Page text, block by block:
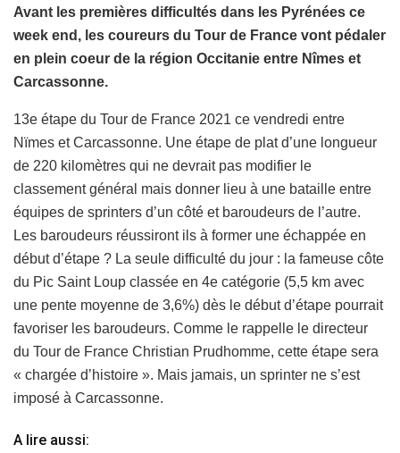
Avant les premières difficultés dans les Pyrénées ce
week end, les coureurs du Tour de France vont pédaler
en plein coeur de la région Occitanie entre Nîmes et
Carcassonne.
13e étape du Tour de France 2021 ce vendredi entre
Nïmes et Carcassonne. Une étape de plat d’une longueur
de 220 kilomètres qui ne devrait pas modifier le
classement général mais donner lieu à une bataille entre
équipes de sprinters d’un côté et baroudeurs de l’autre.
Les baroudeurs réussiront ils à former une échappée en
début d’étape ? La seule difficulté du jour : la fameuse côte
du Pic Saint Loup classée en 4e catégorie (5,5 km avec
une pente moyenne de 3,6%) dès le début d’étape pourrait
favoriser les baroudeurs. Comme le rappelle le directeur
du Tour de France Christian Prudhomme, cette étape sera
« chargée d’histoire ». Mais jamais, un sprinter ne s’est
imposé à Carcassonne.
A lire aussi: